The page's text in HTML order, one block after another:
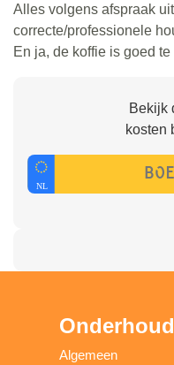
Alles volgens afspraak
correcte/professionele
En ja, de koffie is goed te
Bekijk
kosten
Onderhoud
Algemeen